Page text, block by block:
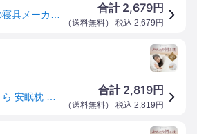
合計 2,679円
（送料無料） 税込 2,679 円
合計 2,819円
（送料無料） 税込 2,819 円